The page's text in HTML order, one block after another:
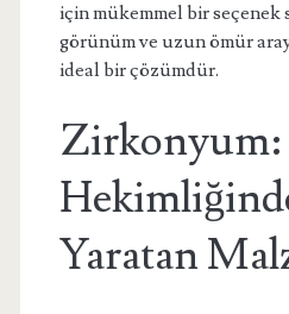
için mükemmel bir seçenek
görünüm ve uzun ömür
ideal bir çözümdür.
Zirkonyum:
Yaratan